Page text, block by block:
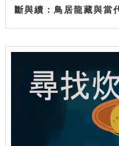
斷與續：鳥居龍藏與當